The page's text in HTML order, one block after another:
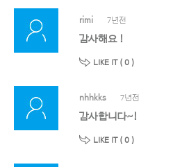
rimi 7년전
감사해요 !
LIKE IT ( 0 )
nhhkks 7년전
감사합니다~!
LIKE IT ( 0 )